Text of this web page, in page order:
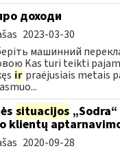
доходи
2023-03-30
машинний
Kas turi teikti
ir praėjusiais metais
situacijos „Sodra“
klientų
2020-09-28